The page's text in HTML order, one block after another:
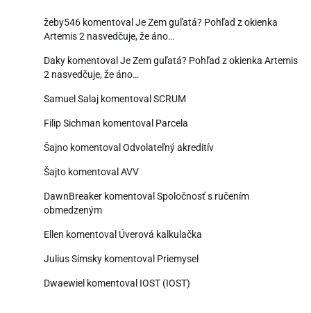
žeby546 komentoval Je Zem guľatá? Pohľad z okienka
Artemis 2 nasvedčuje, že áno…
Daky komentoval Je Zem guľatá? Pohľad z okienka Artemis
2 nasvedčuje, že áno…
Samuel Salaj komentoval SCRUM
Filip Sichman komentoval Parcela
Šajno komentoval Odvolateľný akreditív
Šajto komentoval AVV
DawnBreaker komentoval Spoločnosť s ručením
obmedzeným
Ellen komentoval Úverová kalkulačka
Julius Simsky komentoval Priemysel
Dwaewiel komentoval IOST (IOST)